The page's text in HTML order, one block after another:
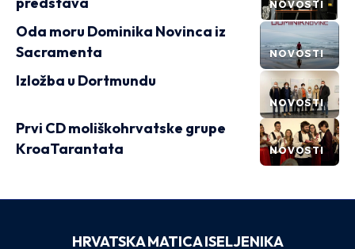
NOVOSTI
NOVOSTI
Oda moru Dominika Novinca iz
Sacramenta
NOVOSTI
Izložba u Dortmundu
NOVOSTI
Prvi CD moliškohrvatske grupe
KroaTarantata
HRVATSKA MATICA ISELJENIKA